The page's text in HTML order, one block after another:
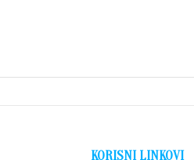
KORISNI LINKOVI